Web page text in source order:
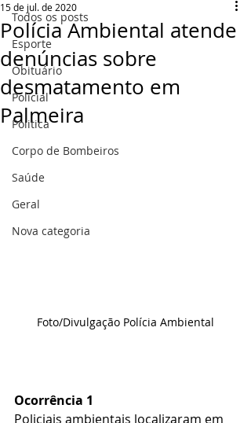
Todos os posts
Esporte
Obituário
Policial
Politica
Corpo de Bombeiros
Saúde
Geral
Nova categoria
Polícia Ambiental atende
denúncias sobre
desmatamento em
Palmeira
15 de jul. de 2020
Foto/Divulgação Polícia Ambiental
Ocorrência 1
Policiais ambientais localizaram em